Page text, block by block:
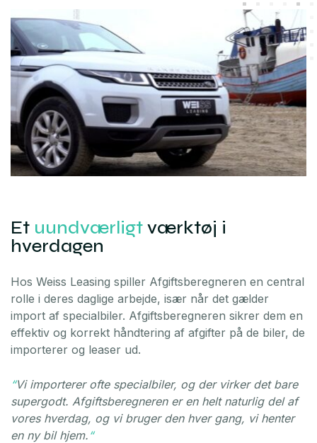
Et uundværligtværktøj i
hverdagen
Hos Weiss Leasing spiller Afgiftsberegneren en central
rolle i deres daglige arbejde, især når det gælder
import af specialbiler. Afgiftsberegneren sikrer dem en
effektiv og korrekt håndtering af afgifter på de biler, de
importerer og leaser ud.
“Vi importerer ofte specialbiler, og der virker det bare
supergodt. Afgiftsberegneren er en helt naturlig del af
vores hverdag, og vi bruger den hver gang, vi henter
en ny bil hjem. “